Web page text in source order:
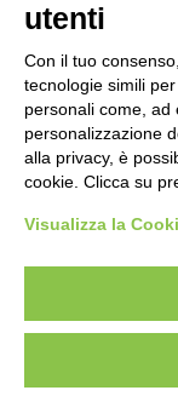
utenti
Con il tuo
tecnologie simili
personali come, ad
personalizzazione
alla privacy, è
cookie. Clicca su
Visualizza la